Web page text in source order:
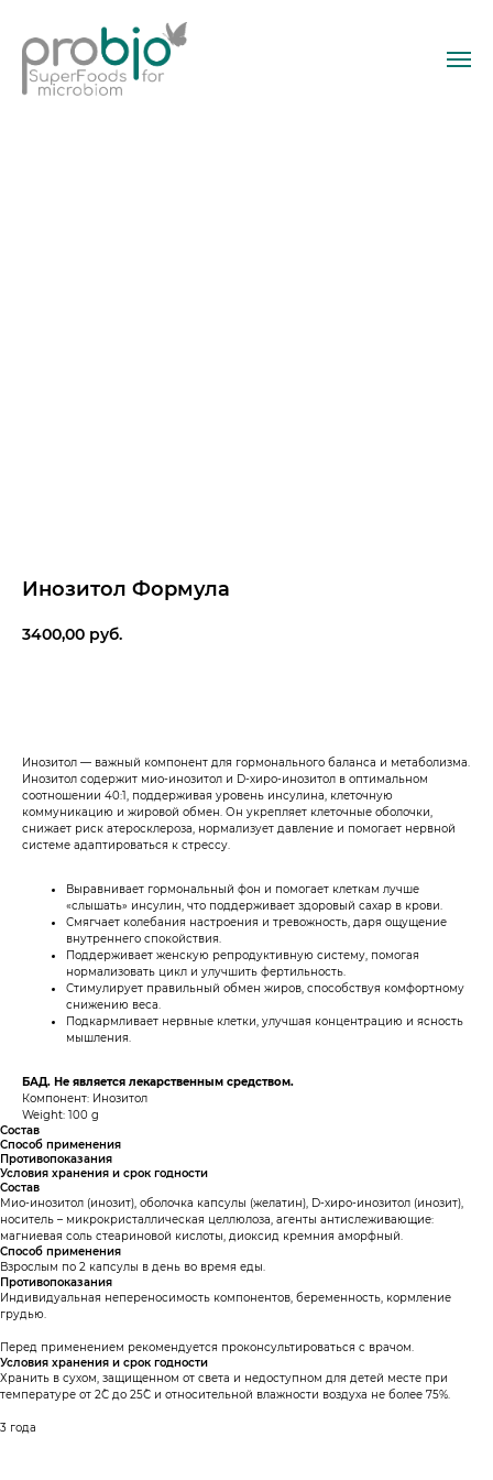
Инозитол Формула
3400,00 руб.
Инозитол — важный компонент для гормонального баланса и метаболизма.
Инозитол содержит мио-инозитол и D-хиро-инозитол в оптимальном
соотношении 40:1, поддерживая уровень инсулина, клеточную
коммуникацию и жировой обмен. Он укрепляет клеточные оболочки,
снижает риск атеросклероза, нормализует давление и помогает нервной
системе адаптироваться к стрессу.
Выравнивает гормональный фон и помогает клеткам лучше
«слышать» инсулин, что поддерживает здоровый сахар в крови.
Смягчает колебания настроения и тревожность, даря ощущение
внутреннего спокойствия.
Поддерживает женскую репродуктивную систему, помогая
нормализовать цикл и улучшить фертильность.
Стимулирует правильный обмен жиров, способствуя комфортному
снижению веса.
Подкармливает нервные клетки, улучшая концентрацию и ясность
мышления.
БАД. Не является лекарственным средством.
Компонент: Инозитол
Weight: 100 g
Состав
Способ применения
Противопоказания
Условия хранения и срок годности
Состав
Мио-инозитол (инозит), оболочка капсулы (желатин), D-хиро-инозитол (инозит),
носитель – микрокристаллическая целлюлоза, агенты антислеживающие:
магниевая соль стеариновой кислоты, диоксид кремния аморфный.
Способ применения
Взрослым по 2 капсулы в день во время еды.
Противопоказания
Индивидуальная непереносимость компонентов, беременность, кормление
грудью.
Перед применением рекомендуется проконсультироваться с врачом.
Условия хранения и срок годности
Хранить в сухом, защищенном от света и недоступном для детей месте при
температуре от 2˚С до 25˚С и относительной влажности воздуха не более 75%.
3 года